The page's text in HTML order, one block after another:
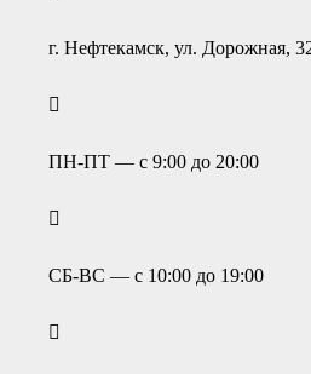
г. Нефтекамск, ул. Дорожная,
ПН-ПТ — с 9:00 до 20:00
СБ-ВС — с 10:00 до 19:00